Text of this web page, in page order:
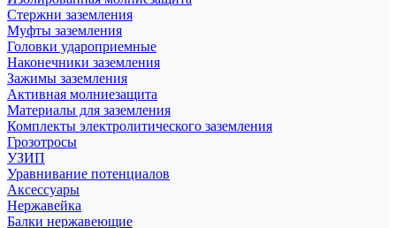
Стержни заземления
Муфты заземления
Головки удароприемные
Наконечники заземления
Зажимы заземления
Активная молниезащита
Материалы для заземления
Комплекты электролитического заземления
Грозотросы
УЗИП
Уравнивание потенциалов
Аксессуары
Нержавейка
Балки нержавеющие